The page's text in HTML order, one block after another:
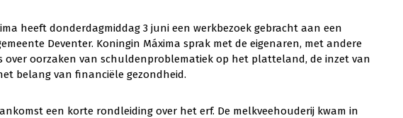
heeft donderdagmiddag 3 juni een werkbezoek gebracht aan een
Deventer. Koningin Máxima sprak met de eigenaren, met andere
over oorzaken van schuldenproblematiek op het platteland, de inzet van
belang van financiële gezondheid.
een korte rondleiding over het erf. De melkveehouderij kwam in